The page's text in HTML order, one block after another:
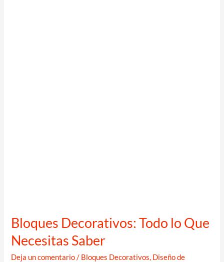
Bloques Decorativos: Todo lo Que
Necesitas Saber
Deja un comentario / Bloques Decorativos, Diseño de